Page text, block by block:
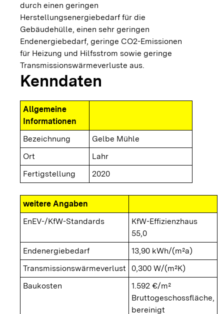
durch einen geringen
Herstellungsenergiebedarf für die
Gebäudehülle, einen sehr geringen
Endenergiebedarf, geringe CO2-Emissionen
für Heizung und Hilfsstrom sowie geringe
Transmissionswärmeverluste aus.
Kenndaten
Allgemeine
Informationen
Bezeichnung
Gelbe Mühle
Ort
Lahr
Fertigstellung
2020
weitere Angaben
EnEV-/KfW-Standards
KfW-Effizienzhaus
55,0
Endenergiebedarf
13,90 kWh/(m²a)
Transmissionswärmeverlust
0,300 W/(m²K)
Baukosten
1.592 €/m²
Bruttogeschossfläche,
bereinigt